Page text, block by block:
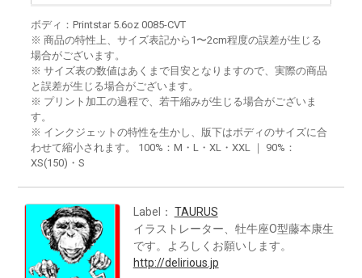
ボディ：Printstar 5.6oz 0085-CVT
※ 商品の特性上、サイズ表記から1〜2cm程度の誤差が生じる
場合がございます。
※ サイズ表の数値はあくまで目安となりますので、実際の商品
と誤差が生じる場合がございます。
※ プリント加工の過程で、若干縮みが生じる場合がございま
す。
※ インクジェットの特性を生かし、版下はボディのサイズに合
わせて縮小されます。 100%：M・L・XL・XXL ｜ 90%：
XS(150)・S
Label： TAURUS
イラストレーター、牡牛座O型藤本康生
です。よろしくお願いします。
http://delirious.jp